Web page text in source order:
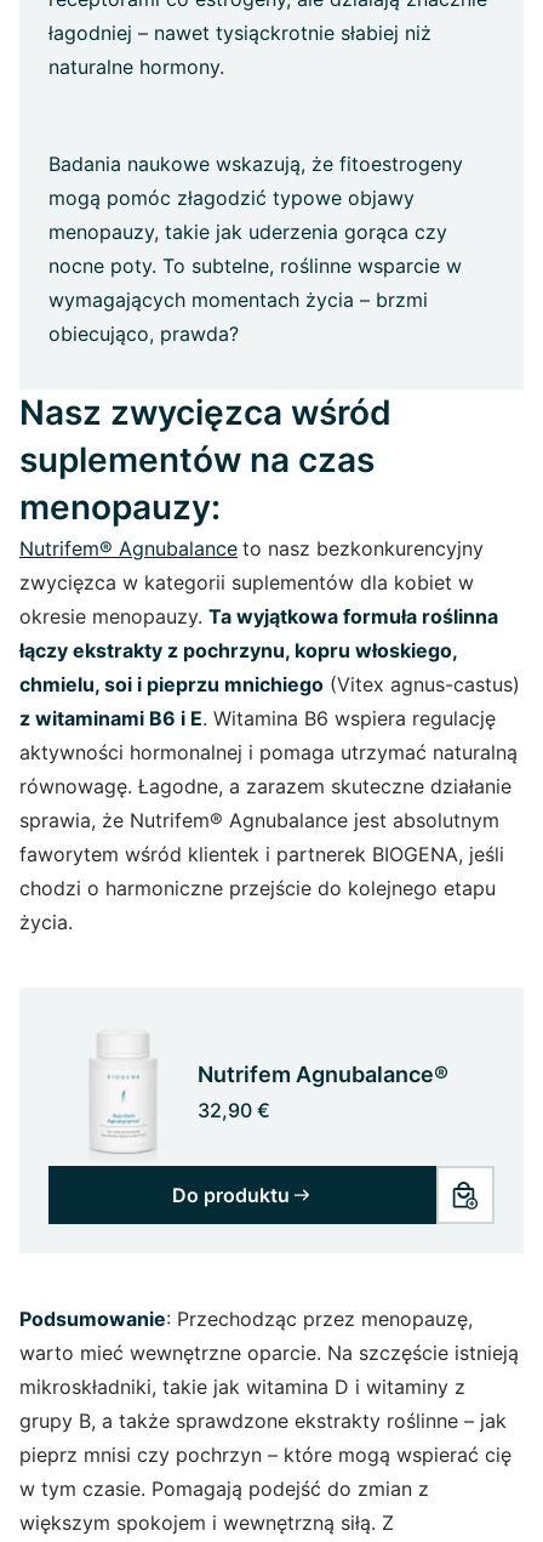
łagodniej – nawet tysiąckrotnie słabiej niż
naturalne hormony.
Badania naukowe wskazują, że fitoestrogeny
mogą pomóc złagodzić typowe objawy
menopauzy, takie jak uderzenia gorąca czy
nocne poty. To subtelne, roślinne wsparcie w
wymagających momentach życia – brzmi
obiecująco, prawda?
Nasz zwycięzca wśród
suplementów na czas
menopauzy:
Nutrifem® Agnubalance to nasz bezkonkurencyjny
zwycięzca w kategorii suplementów dla kobiet w
okresie menopauzy. Ta wyjątkowa formuła roślinna
łączy ekstrakty z pochrzynu, kopru włoskiego,
chmielu, soi i pieprzu mnichiego (Vitex agnus-castus)
z witaminami B6 i E. Witamina B6 wspiera regulację
aktywności hormonalnej i pomaga utrzymać naturalną
równowagę. Łagodne, a zarazem skuteczne działanie
sprawia, że Nutrifem® Agnubalance jest absolutnym
faworytem wśród klientek i partnerek BIOGENA, jeśli
chodzi o harmoniczne przejście do kolejnego etapu
życia.
Nutrifem Agnubalance®
32,90 €
Do produktu
Podsumowanie: Przechodząc przez menopauzę,
warto mieć wewnętrzne oparcie. Na szczęście istnieją
mikroskładniki, takie jak witamina D i witaminy z
grupy B, a także sprawdzone ekstrakty roślinne – jak
pieprz mnisi czy pochrzyn – które mogą wspierać cię
w tym czasie. Pomagają podejść do zmian z
większym spokojem i wewnętrzną siłą. Z